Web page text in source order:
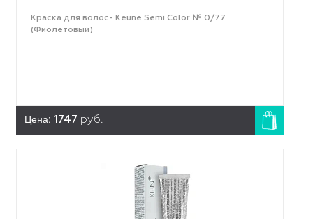
Краска для волос- Keune Semi Color № 0/77
(Фиолетовый)
Цена: 1747 руб.